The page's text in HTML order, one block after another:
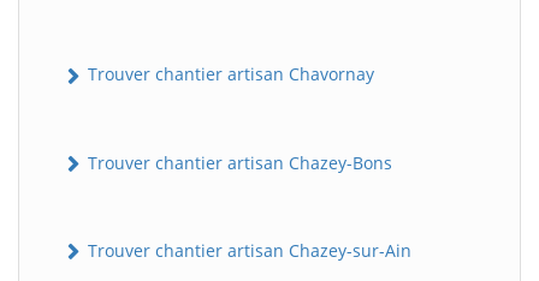
Trouver chantier artisan Chavornay
Trouver chantier artisan Chazey-Bons
Trouver chantier artisan Chazey-sur-Ain